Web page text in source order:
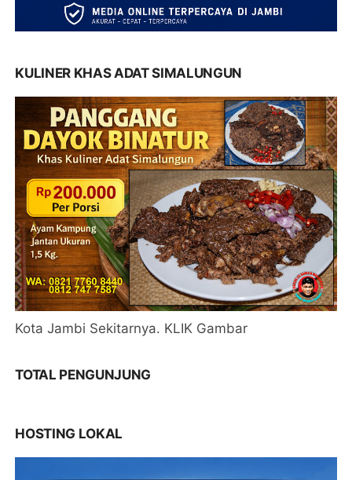
KULINER KHAS ADAT SIMALUNGUN
Kota Jambi Sekitarnya. KLIK Gambar
TOTAL PENGUNJUNG
HOSTING LOKAL